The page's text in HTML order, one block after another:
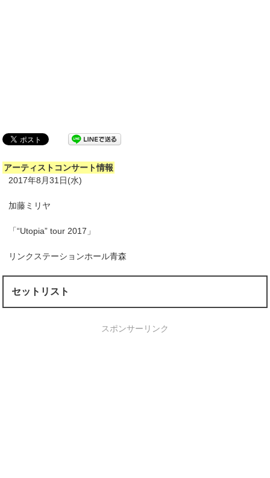
アーティストコンサート情報
2017年8月31日(水)
加藤ミリヤ
「“Utopia” tour 2017」
リンクステーションホール青森
セットリスト
スポンサーリンク